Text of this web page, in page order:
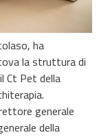
ha
la struttura di
Ct Pet della
generale
della